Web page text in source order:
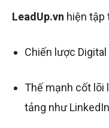
LeadUp.vn hiện tập
Chiến lược
Thế mạnh cốt lõi
tảng như